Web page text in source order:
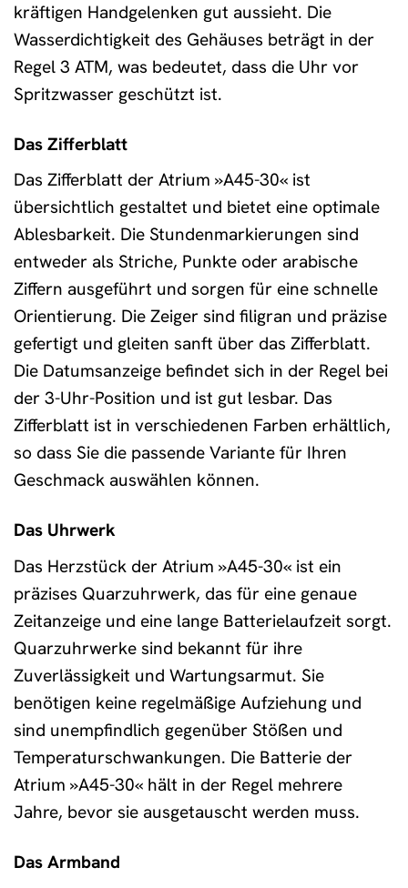
kräftigen Handgelenken gut aussieht. Die
Wasserdichtigkeit des Gehäuses beträgt in der
Regel 3 ATM, was bedeutet, dass die Uhr vor
Spritzwasser geschützt ist.
Das Zifferblatt
Das Zifferblatt der Atrium »A45-30« ist
übersichtlich gestaltet und bietet eine optimale
Ablesbarkeit. Die Stundenmarkierungen sind
entweder als Striche, Punkte oder arabische
Ziffern ausgeführt und sorgen für eine schnelle
Orientierung. Die Zeiger sind filigran und präzise
gefertigt und gleiten sanft über das Zifferblatt.
Die Datumsanzeige befindet sich in der Regel bei
der 3-Uhr-Position und ist gut lesbar. Das
Zifferblatt ist in verschiedenen Farben erhältlich,
so dass Sie die passende Variante für Ihren
Geschmack auswählen können.
Das Uhrwerk
Das Herzstück der Atrium »A45-30« ist ein
präzises Quarzuhrwerk, das für eine genaue
Zeitanzeige und eine lange Batterielaufzeit sorgt.
Quarzuhrwerke sind bekannt für ihre
Zuverlässigkeit und Wartungsarmut. Sie
benötigen keine regelmäßige Aufziehung und
sind unempfindlich gegenüber Stößen und
Temperaturschwankungen. Die Batterie der
Atrium »A45-30« hält in der Regel mehrere
Jahre, bevor sie ausgetauscht werden muss.
Das Armband